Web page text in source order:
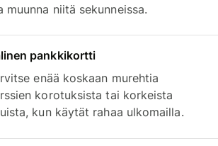
muunna niitä sekunneissa.
pankkikortti
enää koskaan murehtia
korotuksista tai korkeista
kun käytät rahaa ulkomailla.